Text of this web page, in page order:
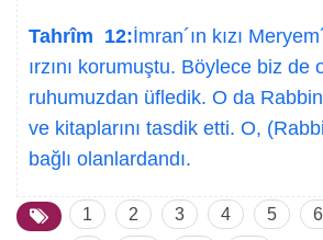
Tahrîm 12:İmran´ın kızı
ırzını korumuştu. Böylece biz de
ruhumuzdan üfledik. O da
ve kitaplarını tasdik etti. O,
bağlı olanlardandı.
1 2 3 4 5 6